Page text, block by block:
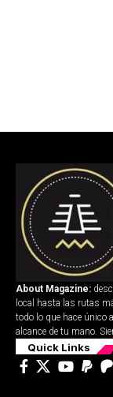
About Magazine:
local hasta las rutas
todo lo que hace único
alcance de tu mano.
Quick Links